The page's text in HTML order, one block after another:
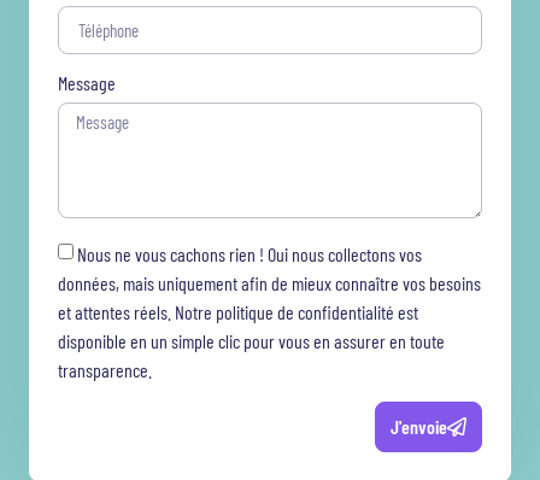
Message
Nous ne vous cachons rien ! Oui nous collectons vos
données, mais uniquement afin de mieux connaître vos besoins
et attentes réels. Notre politique de confidentialité est
disponible en un simple clic pour vous en assurer en toute
transparence.
J'envoie